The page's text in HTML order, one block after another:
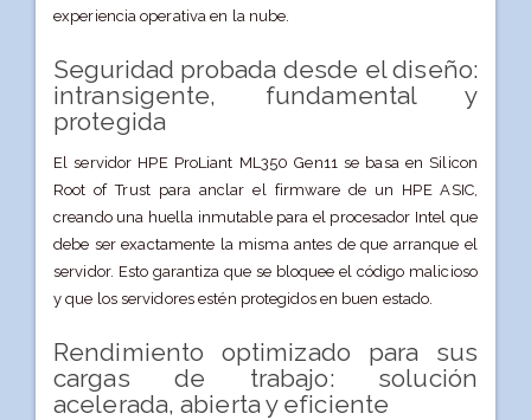
experiencia operativa en la nube.
Seguridad probada desde el diseño:
intransigente, fundamental y
protegida
El servidor HPE ProLiant ML350 Gen11 se basa en Silicon
Root of Trust para anclar el firmware de un HPE ASIC,
creando una huella inmutable para el procesador Intel que
debe ser exactamente la misma antes de que arranque el
servidor. Esto garantiza que se bloquee el código malicioso
y que los servidores estén protegidos en buen estado.
Rendimiento optimizado para sus
cargas de trabajo: solución
acelerada, abierta y eficiente